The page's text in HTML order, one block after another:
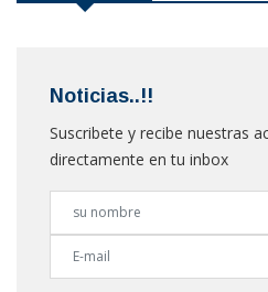
Noticias..!!
Suscribete y recibe nuestras
directamente en tu inbox